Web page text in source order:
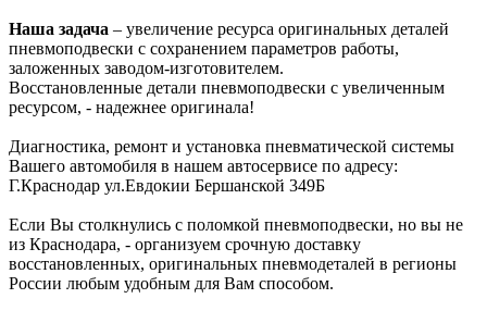
Наша задача – увеличение ресурса оригинальных деталей
пневмоподвески с сохранением параметров работы,
заложенных заводом-изготовителем.
Восстановленные детали пневмоподвески с увеличенным
ресурсом, - надежнее оригинала!
Диагностика, ремонт и установка пневматической системы
Вашего автомобиля в нашем автосервисе по адресу:
Г.Краснодар ул.Евдокии Бершанской 349Б
Если Вы столкнулись с поломкой пневмоподвески, но вы не
из Краснодара, - организуем срочную доставку
восстановленных, оригинальных пневмодеталей в регионы
России любым удобным для Вам способом.